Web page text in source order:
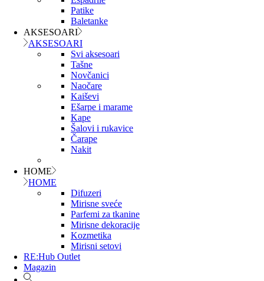
Patike
Baletanke
AKSESOARI
AKSESOARI
Svi aksesoari
Tašne
Novčanici
Naočare
Kaiševi
Ešarpe i marame
Kape
Šalovi i rukavice
Čarape
Nakit
HOME
HOME
Difuzeri
Mirisne sveće
Parfemi za tkanine
Mirisne dekoracije
Kozmetika
Mirisni setovi
RE:Hub Outlet
Magazin